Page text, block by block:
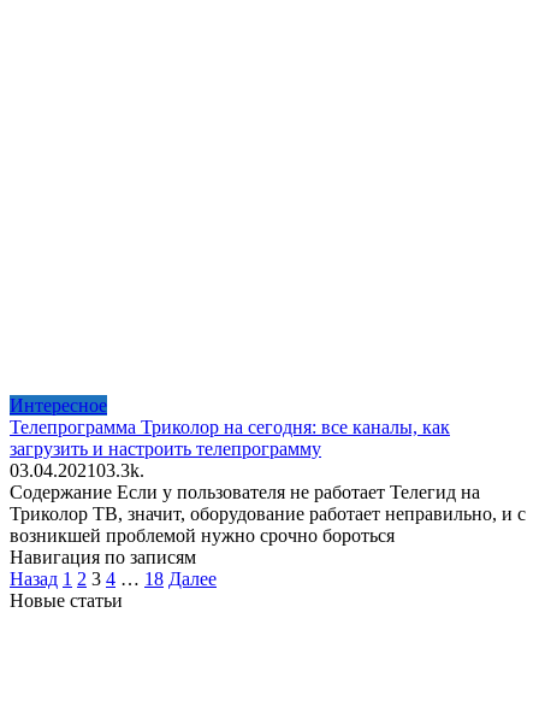
Интересное
Телепрограмма Триколор на сегодня: все каналы, как
загрузить и настроить телепрограмму
03.04.202103.3k.
Содержание Если у пользователя не работает Телегид на
Триколор ТВ, значит, оборудование работает неправильно, и с
возникшей проблемой нужно срочно бороться
Навигация по записям
Назад 1 2 3 4 … 18 Далее
Новые статьи